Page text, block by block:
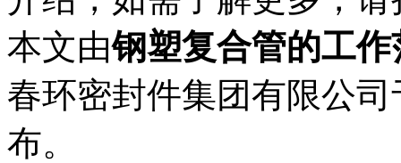
本文由钢塑复合管的工
春环密封件集团有限公司
布。